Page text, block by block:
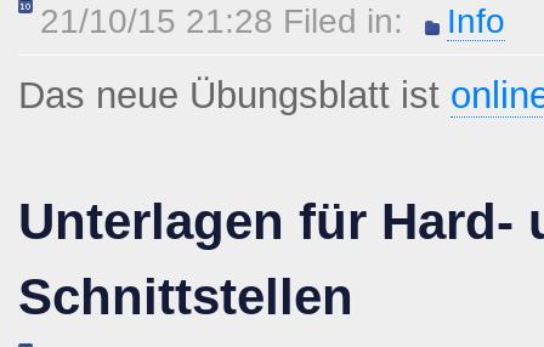
21/10/15 21:28 Filed in: Info
Das neue Übungsblatt ist
Unterlagen für Hard-
Schnittstellen